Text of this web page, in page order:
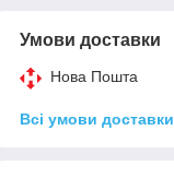
Умови доставки
Нова Пошта
Всі умови доставки